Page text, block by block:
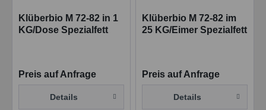
Klüberbio M 72-82 in 1
KG/Dose Spezialfett
Preis auf Anfrage
Details
Klüberbio M 72-82 im
25 KG/Eimer Spezialfett
Preis auf Anfrage
Details